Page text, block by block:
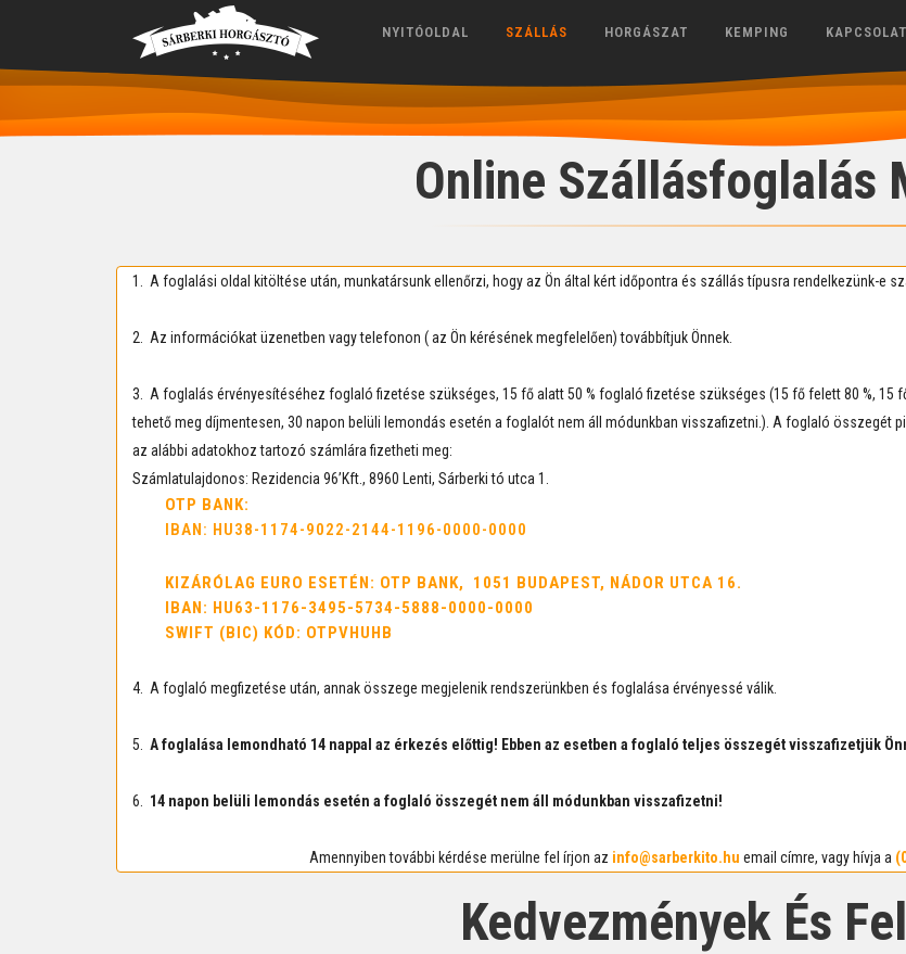
NYITÓOLDAL SZÁLLÁS HORGÁSZAT KEMPING KAPCSOLAT
Online Szállásfoglalás
1. A foglalási oldal kitöltése után, munkatársunk ellenőrzi, hogy az Ön által kért időpontra és szállás típusra rendelkezünk-e
2. Az információkat üzenetben vagy telefonon ( az Ön kérésének megfelelően) továbbítjuk Önnek.
3. A foglalás érvényesítéséhez foglaló fizetése szükséges, 15 fő alatt 50 % foglaló fizetése szükséges (15 fő felett 80 %, 15
tehető meg díjmentesen, 30 napon belüli lemondás esetén a foglalót nem áll módunkban visszafizetni.). A foglaló összegét
az alábbi adatokhoz tartozó számlára fizetheti meg:
Számlatulajdonos: Rezidencia 96’Kft., 8960 Lenti, Sárberki tó utca 1.
OTP BANK:
IBAN: HU38-1174-9022-2144-1196-0000-0000
KIZÁRÓLAG EURO ESETÉN: OTP BANK, 1051 BUDAPEST, NÁDOR UTCA 16.
IBAN: HU63-1176-3495-5734-5888-0000-0000
SWIFT (BIC) KÓD: OTPVHUHB
4. A foglaló megfizetése után, annak összege megjelenik rendszerünkben és foglalása érvényessé válik.
5. A foglalása lemondható 14 nappal az érkezés előttig! Ebben az esetben a foglaló teljes összegét visszafizetjük
6. 14 napon belüli lemondás esetén a foglaló összegét nem áll módunkban visszafizetni!
Amennyiben további kérdése merülne fel írjon az info@sarberkito.hu email címre, vagy hívja a
Kedvezmények És